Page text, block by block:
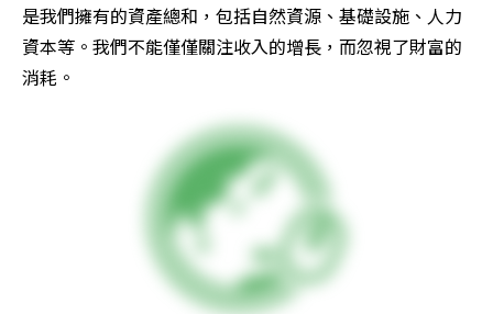
是我們擁有的資產總和，包括自然資源、基礎設施、人力
資本等。我們不能僅僅關注收入的增長，而忽視了財富的
消耗。